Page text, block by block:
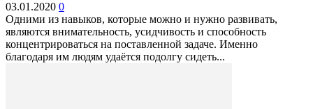
03.01.2020 0
Одними из навыков, которые можно и нужно развивать,
являются внимательность, усидчивость и способность
концентрироваться на поставленной задаче. Именно
благодаря им людям удаётся подолгу сидеть...